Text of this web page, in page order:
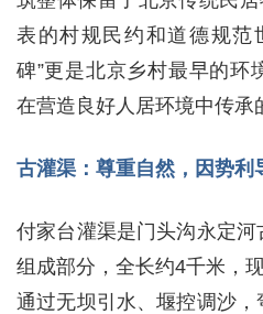
表的村规民约和道德规范
碑”更是北京乡村最早的环
在营造良好人居环境中传承
古灌渠：尊重自然，因势利
付家台灌渠是门头沟永定
组成部分，全长约4千米，
通过无坝引水、堰控调沙